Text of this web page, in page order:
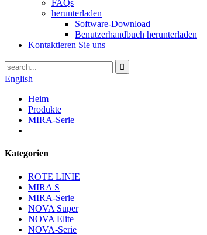
FAQs
herunterladen
Software-Download
Benutzerhandbuch herunterladen
Kontaktieren Sie uns
English
Heim
Produkte
MIRA-Serie
Kategorien
ROTE LINIE
MIRA S
MIRA-Serie
NOVA Super
NOVA Elite
NOVA-Serie